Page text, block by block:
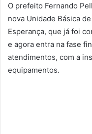
O prefeito Fernando
nova Unidade Básica
Esperança, que já foi
e agora entra na fase
atendimentos, com a
equipamentos.